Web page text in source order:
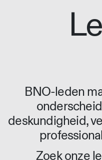
BNO-leden
deskundigheid,
Zoek onze